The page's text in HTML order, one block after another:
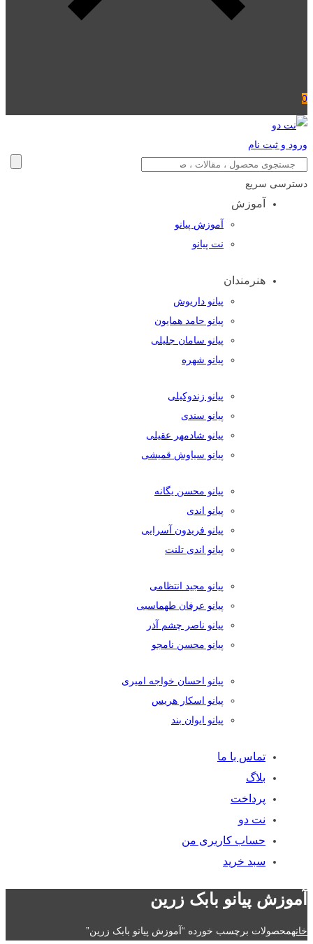
0
ورود و ثبت نام
دسترسی سریع
آموزش
آموزش پیانو
نت پیانو
هنرمندان
پیانو داریوش
پیانو حامد همایون
پیانو سامان جلیلی
پیانو شهره
پیانو زندوکیلی
پیانو سندی
پیانو شادمهر عقیلی
پیانو سیاوش قمیشی
پیانو محسن یگانه
پیانو اندی
پیانو فریدون آسرایی
پیانو اندی تلنت
پیانو مجید انتظامی
پیانو عرفان طهماسبی
پیانو ناصر چشم آذر
پیانو محسن نامجو
پیانو احسان خواجه امیری
پیانو اسکار هریس
پیانو ایوان بند
تماس با ما
بلاگ
پرداخت
نت دو
حساب کاربری من
سبد خرید
آموزش پیانو بابک زرین
خانهمحصولات برچسب خورده “آموزش پیانو بابک زرین”